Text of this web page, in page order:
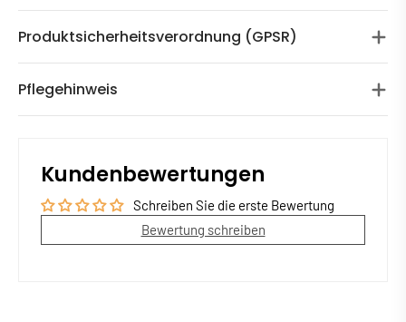
Produktsicherheitsverordnung (GPSR)
Pflegehinweis
Kundenbewertungen
Schreiben Sie die erste Bewertung
Bewertung schreiben